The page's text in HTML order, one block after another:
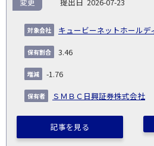
キュービーネットホール
3.46
-1.76
ＳＭＢＣ日興証券株式会社
記事を見る